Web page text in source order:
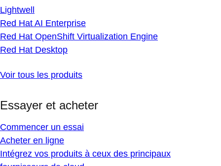
Lightwell
Red Hat AI Enterprise
Red Hat OpenShift Virtualization Engine
Red Hat Desktop
Voir tous les produits
Essayer et acheter
Commencer un essai
Acheter en ligne
Intégrez vos produits à ceux des principaux